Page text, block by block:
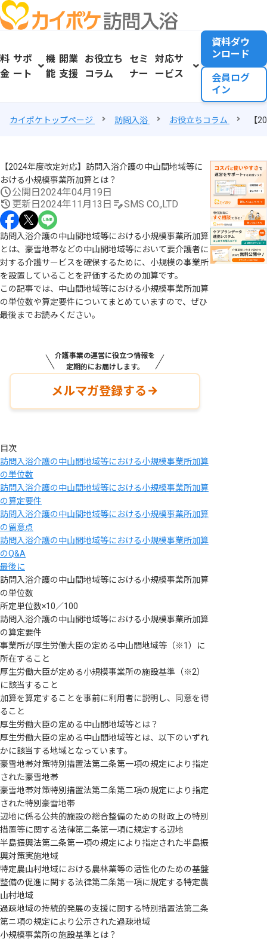
料
金
サポ
ート
機
能
開業
支援
お役立ち
コラム
セミ
ナー
対応サ
ービス
資料ダウ
ンロード
会員ログ
イン
カイポケトップページ 訪問入浴 お役立ちコラム 【
【2024年度改定対応】訪問入浴介護の中山間地域等に
おける小規模事業所加算とは？
公開日2024年04月19日
更新日2024年11月13日 SMS CO.,LTD
訪問入浴介護の中山間地域等における小規模事業所加算
とは、豪雪地帯などの中山間地域等において要介護者に
対する介護サービスを確保するために、小規模の事業所
を設置していることを評価するための加算です。
この記事では、中山間地域等における小規模事業所加算
の単位数や算定要件についてまとめていますので、ぜひ
最後までお読みください。
介護事業の運営に役立つ情報を
定期的にお届けします。
メルマガ登録する
目次
訪問入浴介護の中山間地域等における小規模事業所加算
の単位数
訪問入浴介護の中山間地域等における小規模事業所加算
の算定要件
訪問入浴介護の中山間地域等における小規模事業所加算
の留意点
訪問入浴介護の中山間地域等における小規模事業所加算
のQ&A
最後に
訪問入浴介護の中山間地域等における小規模事業所加算
の単位数
所定単位数×10／100
訪問入浴介護の中山間地域等における小規模事業所加算
の算定要件
事業所が厚生労働大臣の定める中山間地域等（※1）に
所在すること
厚生労働大臣が定める小規模事業所の施設基準（※2）
に該当すること
加算を算定することを事前に利用者に説明し、同意を得
ること
厚生労働大臣の定める中山間地域等とは？
厚生労働大臣の定める中山間地域等とは、以下のいずれ
かに該当する地域となっています。
豪雪地帯対策特別措置法第二条第一項の規定により指定
された豪雪地帯
豪雪地帯対策特別措置法第二条第二項の規定により指定
された特別豪雪地帯
辺地に係る公共的施設の総合整備のための財政上の特別
措置等に関する法律第二条第一項に規定する辺地
半島振興法第二条第一項の規定により指定された半島振
興対策実施地域
特定農山村地域における農林業等の活性化のための基盤
整備の促進に関する法律第二条第一項に規定する特定農
山村地域
過疎地域の持続的発展の支援に関する特別措置法第二条
第ニ項の規定により公示された過疎地域
小規模事業所の施設基準とは？